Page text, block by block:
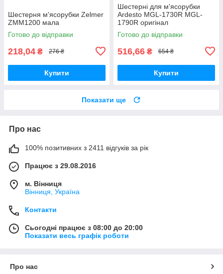
Шестерня м'ясорубки Zelmer
ZMM1200 мала
Готово до відправки
218,04 ₴ 276 ₴
Купити
Шестерні для м'ясорубки
Ardesto MGL-1730R MGL-
1790R оригінал
Готово до відправки
516,66 ₴ 654 ₴
Купити
Показати ще
Про нас
100% позитивних з 2411 відгуків за рік
Працює з 29.08.2016
м. Вінниця
Вінниця, Україна
Контакти
Сьогодні працює з 08:00 до 20:00
Показати весь графік роботи
Про нас